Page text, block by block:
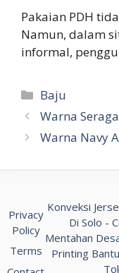
Pakaian PDH
Namun, dalam
informal,
Kategori
Baju
Warna
Warna Navy
Privacy
Policy
Terms
Konveksi
Di Solo -
Mentahan
Printing